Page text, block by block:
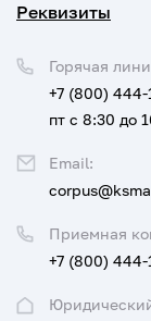
Реквизиты
Приемная
+7 (800) 444-
Горячая
+7 (800) 444-
пт с 8:30 до
Email: